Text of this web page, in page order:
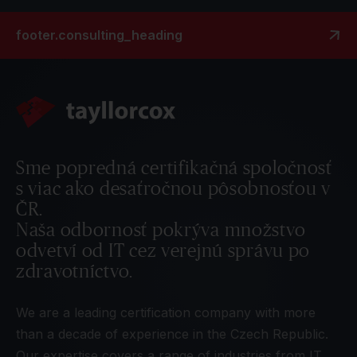
footer.consulting_heading
Sme popredná certifikačná spoločnosť
s viac ako desaťročnou pôsobnosťou v
ČR.
Naša odbornosť pokrýva množstvo
odvetví od IT cez verejnú správu po
zdravotníctvo.
We are a leading certification company with more
than a decade of experience in the Czech Republic.